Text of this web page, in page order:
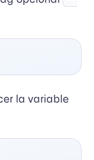
la variable